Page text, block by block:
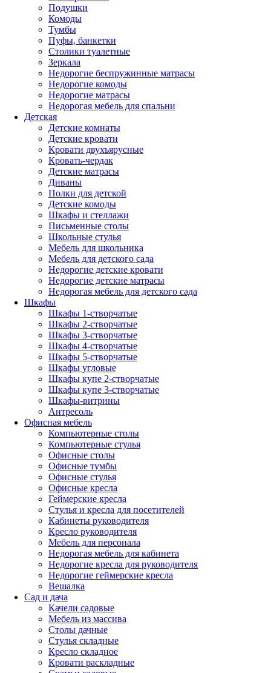
Подушки
Комоды
Тумбы
Пуфы, банкетки
Столики туалетные
Зеркала
Недорогие беспружинные матрасы
Недорогие комоды
Недорогие матрасы
Недорогая мебель для спальни
Детская
Детские комнаты
Детские кровати
Кровати двухъярусные
Кровать-чердак
Детские матрасы
Диваны
Полки для детской
Детские комоды
Шкафы и стеллажи
Письменные столы
Школьные стулья
Мебель для школьника
Мебель для детского сада
Недорогие детские кровати
Недорогие детские матрасы
Недорогая мебель для детского сада
Шкафы
Шкафы 1-створчатые
Шкафы 2-створчатые
Шкафы 3-створчатые
Шкафы 4-створчатые
Шкафы 5-створчатые
Шкафы угловые
Шкафы купе 2-створчатые
Шкафы купе 3-створчатые
Шкафы-витрины
Антресоль
Офисная мебель
Компьютерные столы
Компьютерные стулья
Офисные столы
Офисные тумбы
Офисные стулья
Офисные кресла
Геймерские кресла
Стулья и кресла для посетителей
Кабинеты руководителя
Кресло руководителя
Мебель для персонала
Недорогая мебель для кабинета
Недорогие кресла для руководителя
Недорогие геймерские кресла
Вешалка
Сад и дача
Качели садовые
Мебель из массива
Столы дачные
Стулья складные
Кресло складное
Кровати раскладные